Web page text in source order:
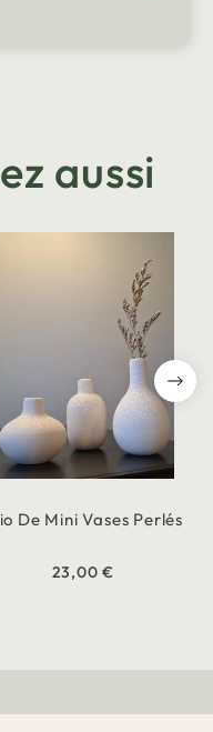
aussi
De Mini Vases Perlés
23,00 €